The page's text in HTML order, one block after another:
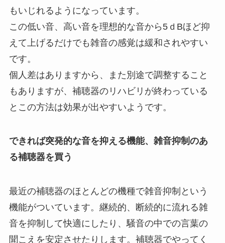
もいじれるようになっています。
この低い音、高い音を理想的な音から5ｄBほど抑
えて上げるだけでも雑音の感覚は緩和されやすい
です。
個人差はありますから、また別途で調整すること
もありますが、補聴器のリハビリが終わっている
とこの方法は効果が出やすいようです。
できれば突発的な音を抑える機能、雑音抑制のあ
る補聴器を買う
最近の補聴器のほとんどの機種で雑音抑制という
機能がついています。継続的、断続的に流れる雑
音を抑制して快適にしたり、騒音の中での言葉の
聞こえを安定させたりします。補聴器でやってく